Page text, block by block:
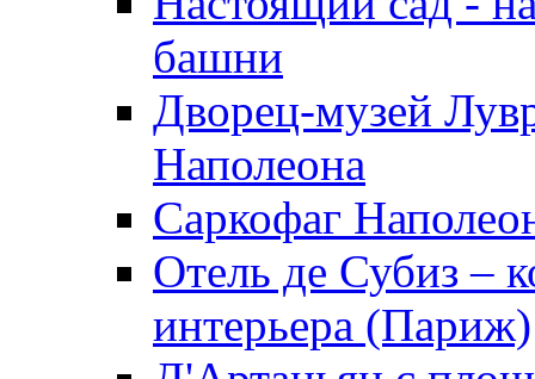
башни
Дворец-музей
Наполеона
Саркофаг
Отель де Субиз –
интерьера (Париж)